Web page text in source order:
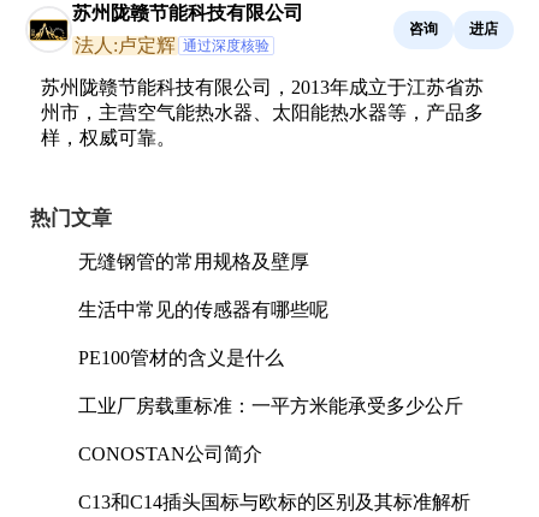
苏州陇赣节能科技有限公司
法人:卢定辉 通过深度核验
咨询 进店
苏州陇赣节能科技有限公司，2013年成立于江苏省苏
州市，主营空气能热水器、太阳能热水器等，产品多
样，权威可靠。
热门文章
无缝钢管的常用规格及壁厚
生活中常见的传感器有哪些呢
PE100管材的含义是什么
工业厂房载重标准：一平方米能承受多少公斤
CONOSTAN公司简介
C13和C14插头国标与欧标的区别及其标准解析